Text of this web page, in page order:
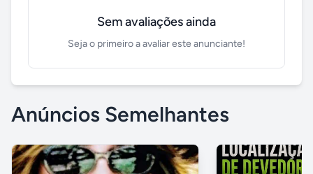
Sem avaliações ainda
Seja o primeiro a avaliar este anunciante!
Anúncios Semelhantes